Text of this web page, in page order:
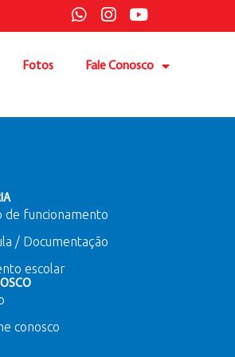
Fotos Fale Conosco
de funcionamento
/ Documentação
escolar
conosco